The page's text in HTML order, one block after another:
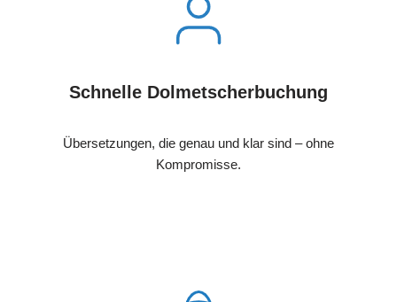
Schnelle Dolmetscherbuchung
Übersetzungen, die genau und klar sind – ohne
Kompromisse.